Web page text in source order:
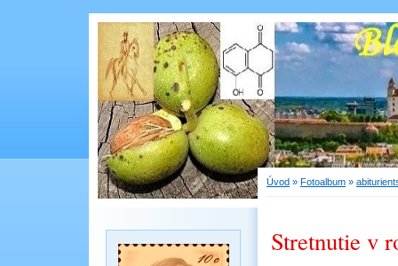
Úvod » Fotoalbum »
Stretnutie v